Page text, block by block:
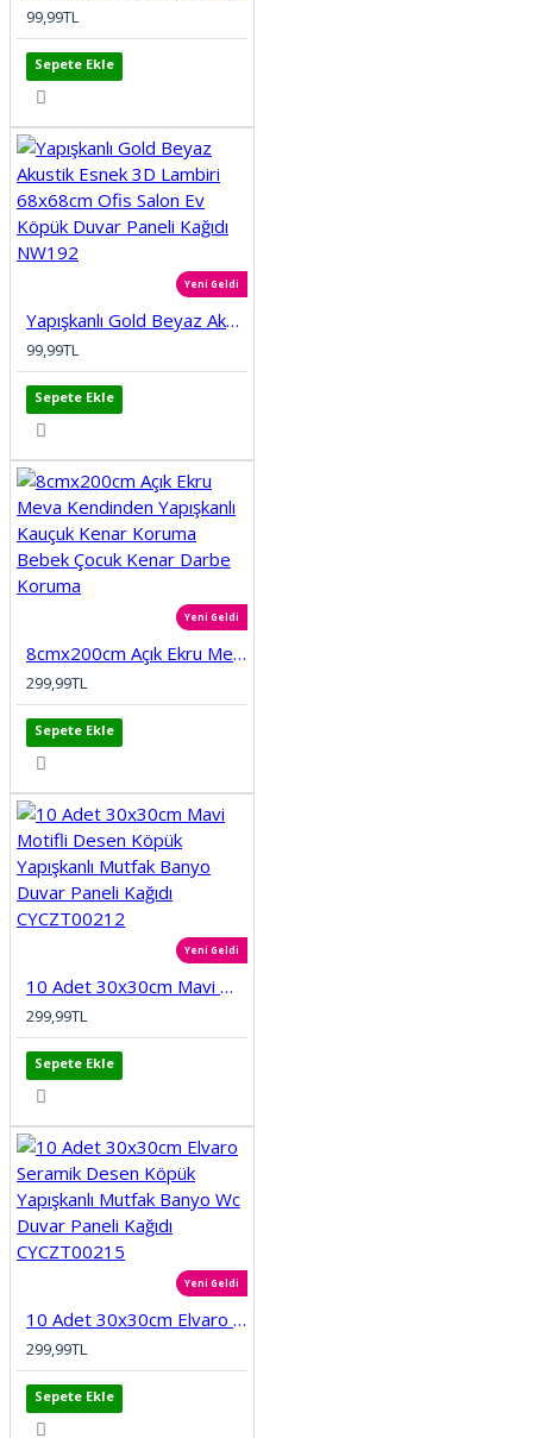
99,99TL
Sepete Ekle
Yeni Geldi
Yapışkanlı Gold Beyaz Akustik Esnek 3D Lambiri 68x68cm Ofis Salon Ev Köpük Duvar Paneli Kağıdı NW192
99,99TL
Sepete Ekle
Yeni Geldi
8cmx200cm Açık Ekru Meva Kendinden Yapışkanlı Kauçuk Kenar Koruma Bebek Çocuk Kenar Darbe Koruma
299,99TL
Sepete Ekle
Yeni Geldi
10 Adet 30x30cm Mavi Motifli Desen Köpük Yapışkanlı Mutfak Banyo Duvar Paneli Kağıdı CYCZT00212
299,99TL
Sepete Ekle
Yeni Geldi
10 Adet 30x30cm Elvaro Seramik Desen Köpük Yapışkanlı Mutfak Banyo Wc Duvar Paneli Kağıdı CYCZT00215
299,99TL
Sepete Ekle